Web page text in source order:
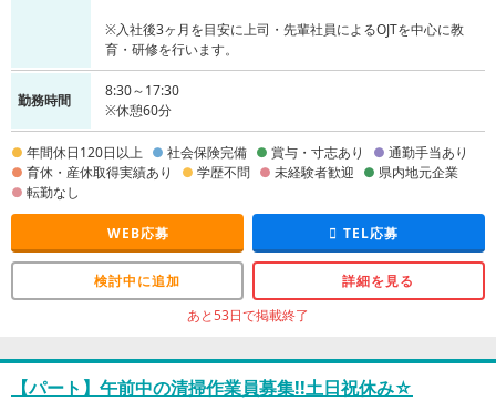
※入社後3ヶ月を目安に上司・先輩社員によるOJTを中心に教
育・研修を行います。
勤務時間
8:30～17:30
※休憩60分
年間休日120日以上 社会保険完備 賞与・寸志あり
通勤手当あり
育休・産休取得実績あり
学歴不問 未経験者歓迎
県内地元企業
転勤なし
WEB応募 TEL応募
検討中に追加
詳細を見る
あと53日で掲載終了
【パート】午前中の清掃作業員募集!!土日祝休み☆